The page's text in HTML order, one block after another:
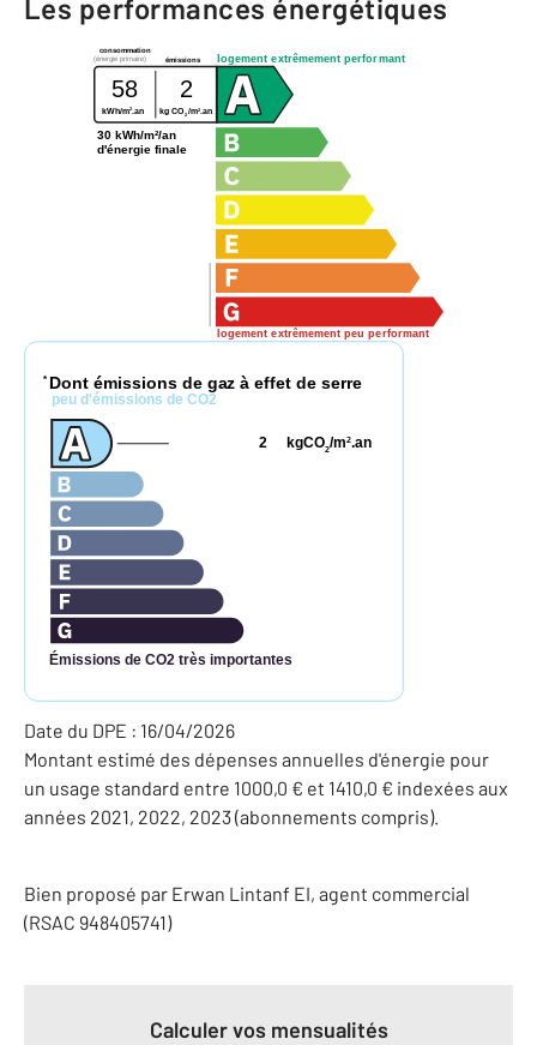
Les performances énergétiques
logement extrêmement performant
logement extrêmement peu performant
consommation
émissions
(énergie primaire)
58 2
kWh/m2.an kg CO2 /m2.an
30 kWh/m²/an
d'énergie finale
* Dont émissions de gaz à effet de serre
peu d'émissions de CO2
Émissions de CO2 très importantes
kgCO2/m2.an
2
Date du DPE : 16/04/2026
Montant estimé des dépenses annuelles d'énergie pour
un usage standard entre 1000,0 € et 1410,0 € indexées aux
années 2021, 2022, 2023 (abonnements compris).
Bien proposé par Erwan Lintanf EI, agent commercial
(RSAC 948405741)
Calculer vos mensualités